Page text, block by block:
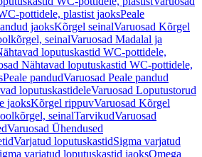
pottidele, plastist jaoksPeale
jaoksKõrgel seinalVaruosad Kõrgel
seinalVaruosad Madalal ja
loputuskastid WC-pottidele,
Nähtavad loputuskastid WC-pottidele,
Peale pandudVaruosad Peale pandud
loputuskastideleVaruosad Loputustorud
jaoksKõrgel rippuvVaruosad Kõrgel
seinalTarvikudVaruosad
Varuosad Ühendused
Varjatud loputuskastidSigma varjatud
varjatud loputuskastid jaoksOmega